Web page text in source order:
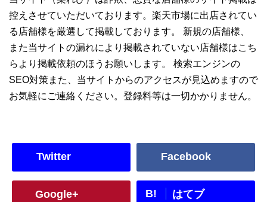
控えさせていただいております。楽天市場に出店されてい
る店舗様を厳選して掲載しております。 新規の店舗様、
また当サイトの漏れにより掲載されていない店舗様はこち
らより掲載依頼のほうお願いします。 検索エンジンの
SEO対策また、当サイトからのアクセスが見込めますので
お気軽にご連絡ください。登録料等は一切かかりません。
Twitter Facebook
Google+ B! はてブ